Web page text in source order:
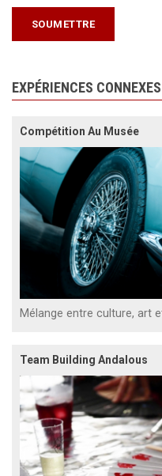
EXPÉRIENCES CONNEXES
Compétition Au Musée
Mélange entre culture, art
Team Building Andalous